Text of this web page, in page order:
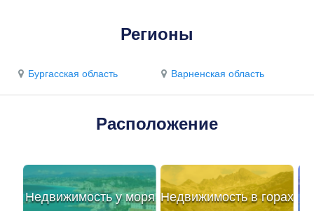
Регионы
Бургасская область Варненская область
Расположение
Недвижимость у моря Недвижимость в горах